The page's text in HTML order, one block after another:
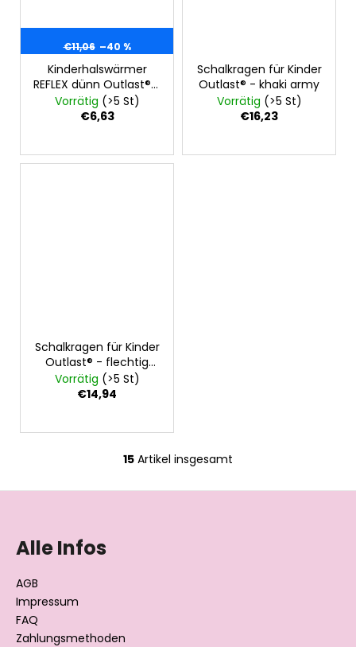
€11,06 –40 %
Kinderhalswärmer
REFLEX dünn Outlast® -
zitrone
Vorrätig (>5 St)
€6,63
Schalkragen für Kinder
Outlast® - khaki army
Vorrätig (>5 St)
€16,23
Schalkragen für Kinder
Outlast® - flechtig
meliert
Vorrätig (>5 St)
€14,94
S
t
15 Artikel insgesamt
F
Alle Infos
AGB
Impressum
FAQ
Zahlungsmethoden